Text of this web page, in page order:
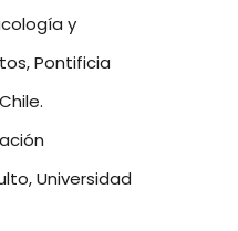
y
Pontificia
Universidad